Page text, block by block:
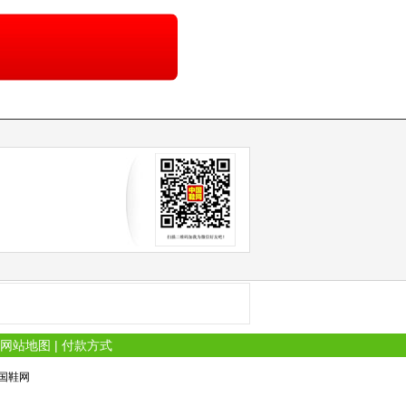
网站地图 | 付款方式
鞋网